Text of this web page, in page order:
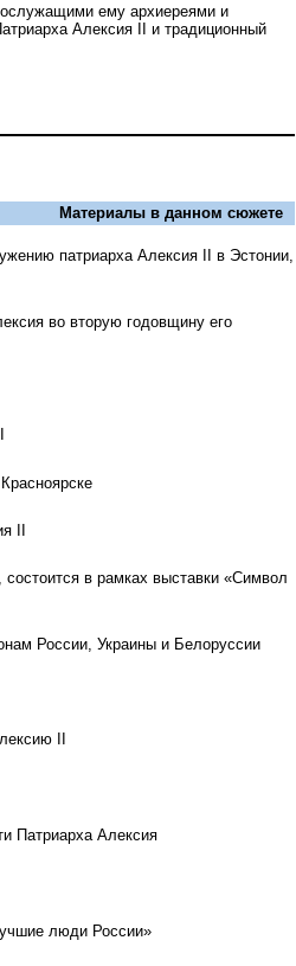
ему архиереями и
Алексия II и традиционный
Материалы в данном сюжете
патриарха Алексия II в Эстонии,
во вторую годовщину его
II
в рамках выставки «Символ
России, Украины и Белоруссии
II
Патриарха Алексия
люди России»